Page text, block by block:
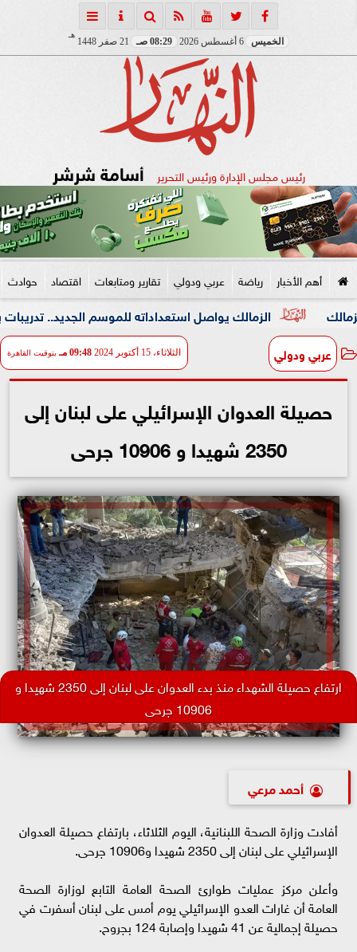
الخميس 08:29 صـ 21 صفر 1448
هـ
رئيس مجلس الإدارة ورئيس التحرير أسامة شرشر
أهم الأخبار رياضة عربي ودولي تقارير ومتابعات اقتصاد حوادث
الزمالك يواصل استعداداته للموسم الجديد.. تدريبات بدنية مكثفة
عربي ودولي الثلاثاء، 15 أكتوبر 2024 09:48 مـ بتوقيت القاهرة
حصيلة العدوان الإسرائيلي على لبنان إلى
2350 شهيدا و 10906 جرحى
ارتفاع حصيلة الشهداء منذ بدء العدوان على لبنان إلى 2350 شهيدا و
10906 جرحى
أحمد مرعي
أفادت وزارة الصحة اللبنانية، اليوم الثلاثاء، بارتفاع حصيلة العدوان
الإسرائيلي على لبنان إلى 2350 شهيدا و10906 جرحى.
وأعلن مركز عمليات طوارئ الصحة العامة التابع لوزارة الصحة
العامة أن غارات العدو الإسرائيلي يوم أمس على لبنان أسفرت في
حصيلة إجمالية عن 41 شهيدا وإصابة 124 بجروح.